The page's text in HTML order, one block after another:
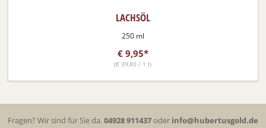
LACHSÖL
250 ml
€9,95*
(€ 39,80 / 1 l)
Fragen? Wir sind für Sie da.04928 911437oder info@hubertusgold.de